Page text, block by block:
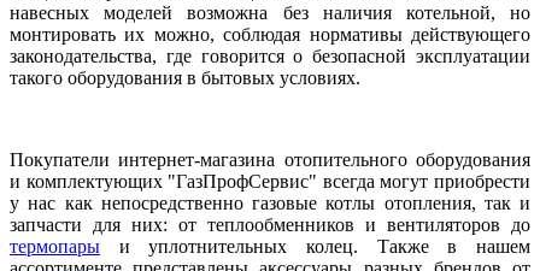
навесных моделей возможна без наличия котельной, но
монтировать их можно, соблюдая нормативы действующего
законодательства, где говорится о безопасной эксплуатации
такого оборудования в бытовых условиях.
Покупатели интернет-магазина отопительного оборудования
и комплектующих "ГазПрофСервис" всегда могут приобрести
у нас как непосредственно газовые котлы отопления, так и
запчасти для них: от теплообменников и вентиляторов до
термопары и уплотнительных колец. Также в нашем